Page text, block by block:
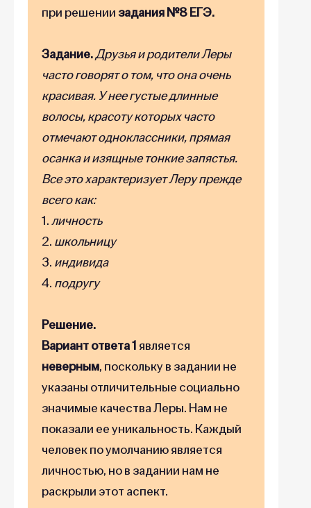
при решениизадания №8 ЕГЭ.
Задание.Друзья и родители Леры
часто говорят о том, что она очень
красивая. У нее густые длинные
волосы, красоту которых часто
отмечают одноклассники, прямая
осанка и изящные тонкие запястья.
Все это характеризует Леру прежде
всего как:
1.личность
2. школьницу
3. индивида
4. подругу
Решение.
Вариант ответа 1 является
неверным, поскольку в задании не
указаны отличительные социально
значимые качества Леры. Нам не
показали ее уникальность. Каждый
человек по умолчанию является
личностью, но в задании нам не
раскрыли этот аспект.